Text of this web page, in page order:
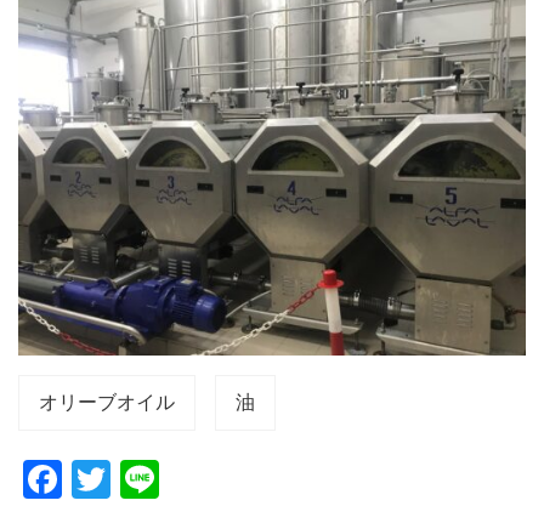
オリーブオイル 油
F
T